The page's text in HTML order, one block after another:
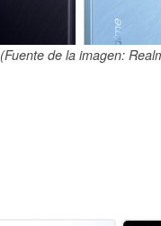
(Fuente de la imagen: